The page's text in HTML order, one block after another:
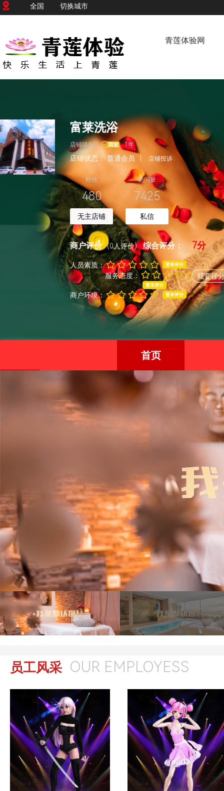
全国 切换城市
青莲体验网
富莱洗浴
店铺级别： 1年
店铺状态：普通会员 店铺投诉
粉丝
480
无主店铺
访问量
7425
私信
商户评价 (0人评价)综合评分： 7分
人员素质： 暂未评分
服务态度：
暂未评分
商户环境： 暂未评分
我要评
首页
员工风采 OUR EMPLOYESS